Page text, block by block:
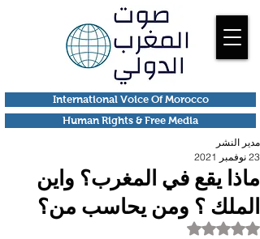
Human Rights & Free Media
International Voice Of Morocco
ماذا يقع في المغرب؟ واين
الملك ؟ ومن يحاسب من؟
مدير النشر
23 نوفمبر 2021
تم التقييم بـ ليس رقمًا من أصل 5 نجوم.